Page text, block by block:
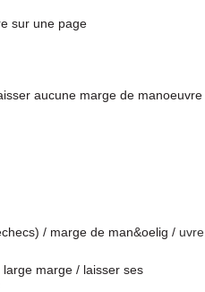
sur une page
aucune marge de manoeuvre
/ marge de man&oelig / uvre
marge / laisser ses